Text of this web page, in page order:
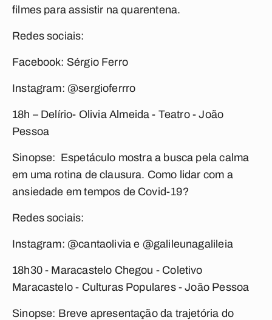
filmes para assistir na quarentena.
Redes sociais:
Facebook: Sérgio Ferro
Instagram: @sergioferrro
18h – Delírio- Olivia Almeida - Teatro - João
Pessoa
Sinopse: Espetáculo mostra a busca pela calma
em uma rotina de clausura. Como lidar com a
ansiedade em tempos de Covid-19?
Redes sociais:
Instagram: @cantaolivia e @galileunagalileia
18h30 - Maracastelo Chegou - Coletivo
Maracastelo - Culturas Populares - João Pessoa
Sinopse: Breve apresentação da trajetória do